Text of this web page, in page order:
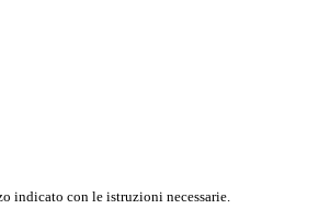
indicato con le istruzioni necessarie.